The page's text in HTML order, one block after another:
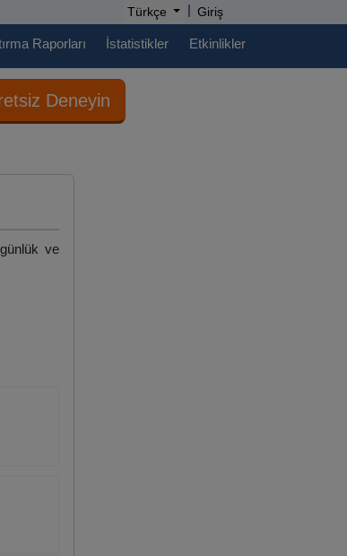
Türkçe | Giriş
Raporları İstatistikler Etkinlikler
Deneyin
ve